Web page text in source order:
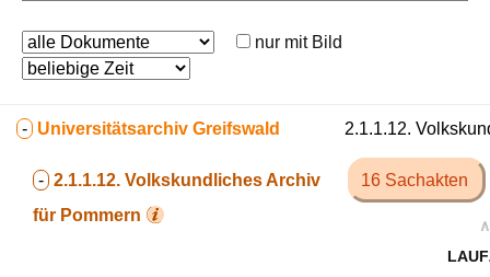
nur mit Bild
- Universitätsarchiv Greifswald
- 2.1.1.12. Volkskundliches Archiv
für Pommern
2.1.1.12.
16 Sachakten
∧